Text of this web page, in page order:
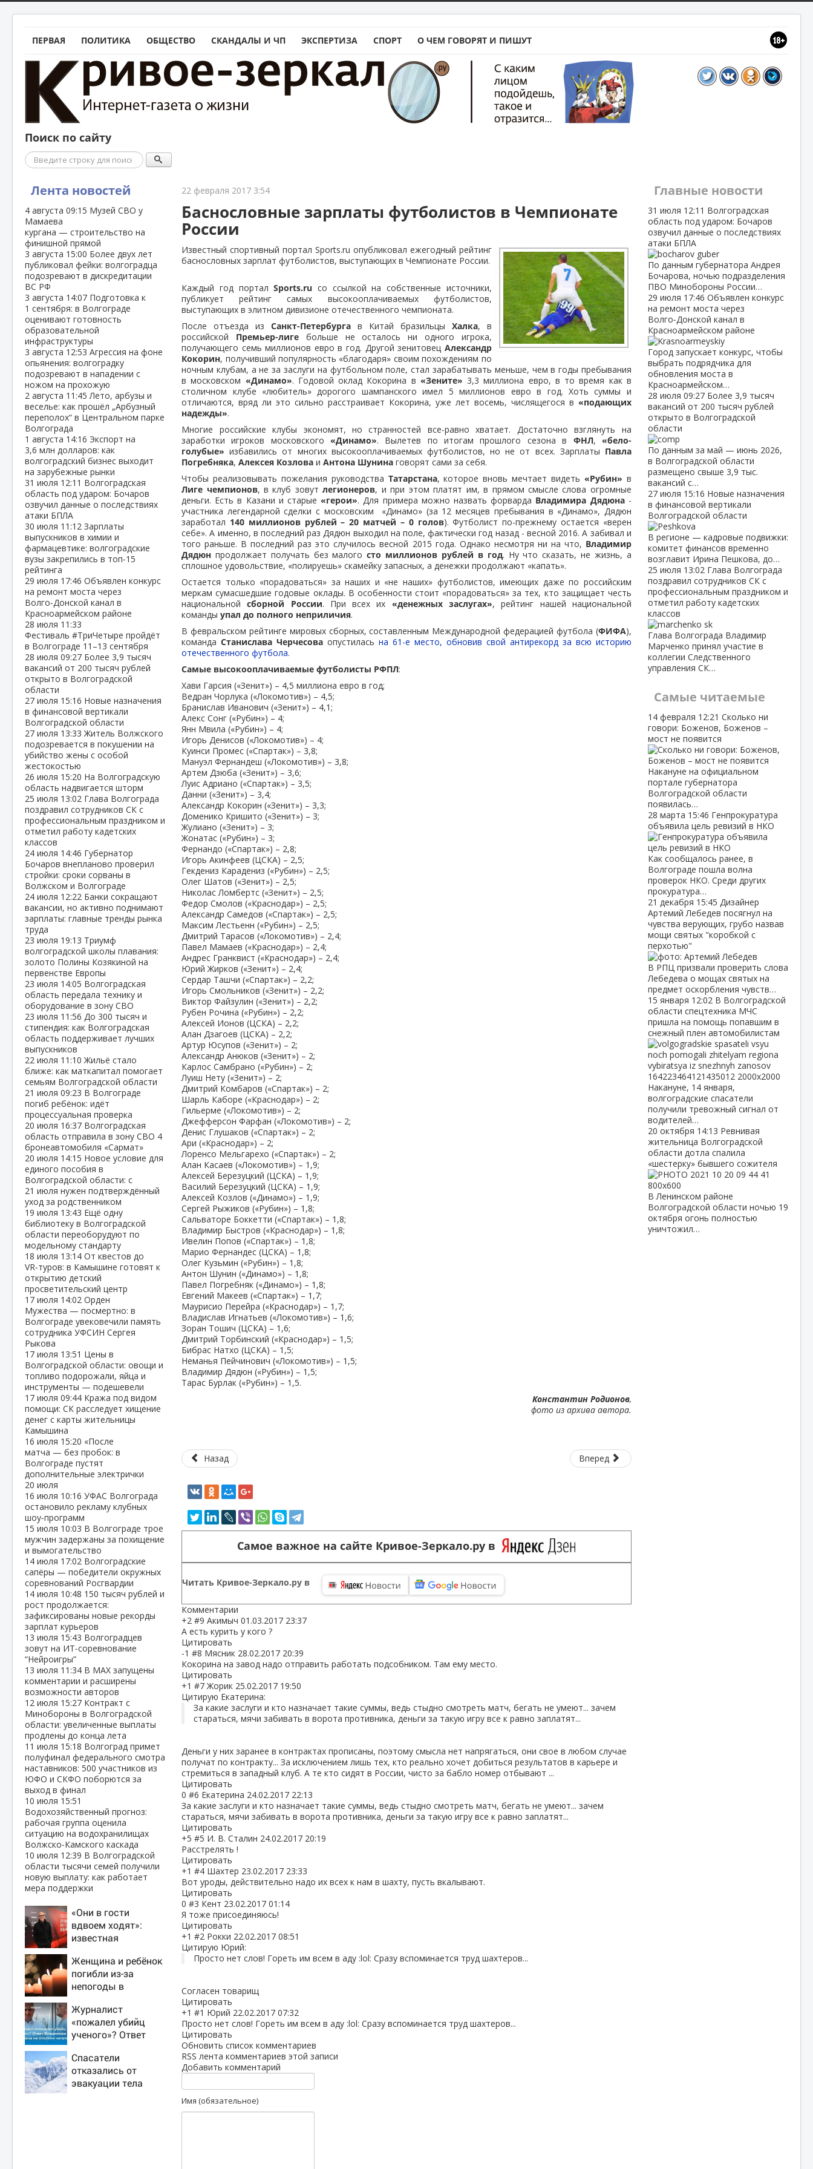
ПЕРВАЯ ПОЛИТИКА ОБЩЕСТВО СКАНДАЛЫ И ЧП ЭКСПЕРТИЗА СПОРТ О ЧЕМ ГОВОРЯТ И ПИШУТ
Поиск по сайту
Поиск
Лента новостей
4 августа 09:15 Музей СВО у
Мамаева
кургана — строительство на
финишной прямой
3 августа 15:00 Более двух лет
публиковал фейки: волгоградца
подозревают в дискредитации
ВС РФ
3 августа 14:07 Подготовка к
1 сентября: в Волгограде
оценивают готовность
образовательной
инфраструктуры
3 августа 12:53 Агрессия на фоне
опьянения: волгоградку
подозревают в нападении с
ножом на прохожую
2 августа 11:45Лето, арбузы и
веселье: как прошёл „Арбузный
переполох“ в Центральном парке
Волгограда
1 августа 14:16 Экспорт на
3,6 млн долларов: как
волгоградский бизнес выходит
на зарубежные рынки
31 июля 12:11 Волгоградская
область под ударом: Бочаров
озвучил данные о последствиях
атаки БПЛА
30 июля 11:12 Зарплаты
выпускников в химии и
фармацевтике: волгоградские
вузы закрепились в топ‑15
рейтинга
29 июля 17:46 Объявлен конкурс
на ремонт моста через
Волго‑Донской канал в
Красноармейском районе
28 июля 11:33
Фестиваль #ТриЧетыре пройдёт
в Волгограде 11–13 сентября
28 июля 09:27 Более 3,9 тысяч
вакансий от 200 тысяч рублей
открыто в Волгоградской
области
27 июля 15:16 Новые назначения
в финансовой вертикали
Волгоградской области
27 июля 13:33Житель Волжского
подозревается в покушении на
убийство жены с особой
жестокостью
26 июля 15:20 На Волгоградскую
область надвигается шторм
25 июля 13:02 Глава Волгограда
поздравил сотрудников СК с
профессиональным праздником и
отметил работу кадетских
классов
24 июля 14:46 Губернатор
Бочаров внепланово проверил
стройки: сроки сорваны в
Волжском и Волгограде
24 июля 12:22 Банки сокращают
вакансии, но активно поднимают
зарплаты: главные тренды рынка
труда
23 июля 19:13 Триумф
волгоградской школы плавания:
золото Полины Козякиной на
первенстве Европы
23 июля 14:05 Волгоградская
область передала технику и
оборудование в зону СВО
23 июля 11:56 До 300 тысяч и
стипендия: как Волгоградская
область поддерживает лучших
выпускников
22 июля 11:10Жильё стало
ближе: как маткапитал помогает
семьям Волгоградской области
21 июля 09:23 В Волгограде
погиб ребёнок: идёт
процессуальная проверка
20 июля 16:37 Волгоградская
область отправила в зону СВО 4
бронеавтомобиля «Сармат»
20 июля 14:15 Новое условие для
единого пособия в
Волгоградской области: с
21 июля нужен подтверждённый
уход за родственником
19 июля 13:43 Ещё одну
библиотеку в Волгоградской
области переоборудуют по
модельному стандарту
18 июля 13:14 От квестов до
VR‑туров: в Камышине готовят к
открытию детский
просветительский центр
17 июля 14:02 Орден
Мужества — посмертно: в
Волгограде увековечили память
сотрудника УФСИН Сергея
Рыкова
17 июля 13:51 Цены в
Волгоградской области: овощи и
топливо подорожали, яйца и
инструменты — подешевели
17 июля 09:44 Кража под видом
помощи: СК расследует хищение
денег с карты жительницы
Камышина
16 июля 15:20 «После
матча — без пробок: в
Волгограде пустят
дополнительные электрички
20 июля
16 июля 10:16 УФАС Волгограда
остановило рекламу клубных
шоу‑программ
15 июля 10:03 В Волгограде трое
мужчин задержаны за похищение
и вымогательство
14 июля 17:02 Волгоградские
сапёры — победители окружных
соревнований Росгвардии
14 июля 10:48 150 тысяч рублей и
рост продолжается:
зафиксированы новые рекорды
зарплат курьеров
13 июля 15:43 Волгоградцев
зовут на ИТ‑соревнование
“Нейроигры”
13 июля 11:34 В МАХ запущены
комментарии и расширены
возможности авторов
12 июля 15:27 Контракт с
Минобороны в Волгоградской
области: увеличенные выплаты
продлены до конца лета
11 июля 15:18 Волгоград примет
полуфинал федерального смотра
наставников: 500 участников из
ЮФО и СКФО поборются за
выход в финал
10 июля 15:51
Водохозяйственный прогноз:
рабочая группа оценила
ситуацию на водохранилищах
Волжско‑Камского каскада
10 июля 12:39 В Волгоградской
области тысячи семей получили
новую выплату: как работает
мера поддержки
«Они в гости
вдвоем ходят»:
известная
подтвердила роман
Бондарчука и
Исаковой
Женщина и ребёнок
погибли из-за
непогоды в
Журналист
«пожалел убийц
ученого»? Ответ
Ворсобина на
отклики читателей
Спасатели
отказались от
эвакуации тела
22 февраля 2017 3:54
Баснословные зарплаты футболистов в Чемпионате
России
Известный спортивный портал Sports.ru опубликовал ежегодный рейтинг
баснословных зарплат футболистов, выступающих в Чемпионате России.
Каждый год порталSports.ru со ссылкой на собственные источники,
публикует рейтинг самых высокооплачиваемых футболистов,
выступающих в элитном дивизионе отечественного чемпионата.
После отъезда изСанкт-Петербурга в Китай бразильцы Халка, в
российской Премьер-лигебольше не осталось ни одного игрока,
получающего семь миллионов евро в год. Другой зенитовец Александр
Кокорин, получивший популярность «благодаря» своим похождениям по
ночным клубам, а не за заслуги на футбольном поле, стал зарабатывать меньше, чем в годы пребывания
в московском «Динамо». Годовой оклад Кокорина в «Зените» 3,3 миллиона евро, в то время как в
столичном клубе «любитель» дорогого шампанского имел 5 миллионов евро в год. Хоть суммы и
отличаются, вряд ли это сильно расстраивает Кокорина, уже лет восемь, числящегося в «подающих
надежды».
Многие российские клубы экономят, но странностей все-равно хватает. Достаточно взглянуть на
заработки игроков московского«Динамо». Вылетев по итогам прошлого сезона в ФНЛ, «бело-
голубые» избавились от многих высокооплачиваемых футболистов, но не от всех. Зарплаты Павла
Погребняка,Алексея Козлова иАнтона Шунина говорят сами за себя.
Чтобы реализовывать пожелания руководства Татарстана, которое вновь мечтает видеть «Рубин» в
Лиге чемпионов, в клуб зовутлегионеров, и при этом платят им, в прямом смысле слова огромные
деньги. Есть в Казани и старые«герои». Для примера можно назвать форварда Владимира Дядюна-
участника легендарной сделки с московским «Динамо» (за 12 месяцев пребывания в «Динамо», Дядюн
заработал 140 миллионов рублей – 20 матчей – 0 голов). Футболист по-прежнему остается «верен
себе». А именно, в последний раз Дядюн выходил на поле, фактически год назад - весной 2016. А забивал и
того раньше. В последний раз это случилось весной 2015 года. Однако несмотря ни на что, Владимир
Дядюн продолжает получать без малогосто миллионов рублей в год. Ну что сказать, не жизнь, а
сплошное удовольствие, «полируешь» скамейку запасных, а денежки продолжают «капать».
Остается только «порадоваться» за наших и «не наших» футболистов, имеющих даже по российским
меркам сумасшедшие годовые оклады. В особенности стоит «порадоваться» за тех, кто защищает честь
национальнойсборной России. При всех их «денежных заслугах», рейтинг нашей национальной
командыупал до полного неприличия.
В февральском рейтинге мировых сборных, составленным Международной федерацией футбола (ФИФА),
командаСтанислава Черчесова опустиласьна 61-е место, обновив свой антирекорд за всю историю
отечественного футбола.
Самые высокооплачиваемые футболисты РФПЛ:
Хави Гарсия («Зенит») – 4,5 миллиона евро в год;
Ведран Чорлука («Локомотив») – 4,5;
Бранислав Иванович («Зенит») – 4,1;
Алекс Сонг («Рубин») – 4;
Янн Мвила («Рубин») – 4;
Игорь Денисов («Локомотив») – 4;
Куинси Промес («Спартак») – 3,8;
Мануэл Фернандеш («Локомотив») – 3,8;
Артем Дзюба («Зенит») – 3,6;
Луис Адриано («Спартак») – 3,5;
Данни («Зенит») – 3,4;
Александр Кокорин («Зенит») – 3,3;
Доменико Кришито («Зенит») – 3;
Жулиано («Зенит») – 3;
Жонатас («Рубин») – 3;
Фернандо («Спартак») – 2,8;
Игорь Акинфеев (ЦСКА) – 2,5;
Гекдениз Карадениз («Рубин») – 2,5;
Олег Шатов («Зенит») – 2,5;
Николас Ломбертс («Зенит») – 2,5;
Федор Смолов («Краснодар») – 2,5;
Александр Самедов («Спартак») – 2,5;
Максим Лестьенн («Рубин») – 2,5;
Дмитрий Тарасов («Локомотив») – 2,4;
Павел Мамаев («Краснодар») – 2,4;
Андрес Гранквист («Краснодар») – 2,4;
Юрий Жирков («Зенит») – 2,4;
Сердар Ташчи («Спартак») – 2,2;
Игорь Смольников («Зенит») – 2,2;
Виктор Файзулин («Зенит») – 2,2;
Рубен Рочина («Рубин») – 2,2;
Алексей Ионов (ЦСКА) – 2,2;
Алан Дзагоев (ЦСКА) – 2,2;
Артур Юсупов («Зенит») – 2;
Александр Анюков («Зенит») – 2;
Карлос Самбрано («Рубин») – 2;
Луиш Нету («Зенит») – 2;
Дмитрий Комбаров («Спартак») – 2;
Шарль Каборе («Краснодар») – 2;
Гильерме («Локомотив») – 2;
Джефферсон Фарфан («Локомотив») – 2;
Денис Глушаков («Спартак») – 2;
Ари («Краснодар») – 2;
Лоренсо Мельгарехо («Спартак») – 2;
Алан Касаев («Локомотив») – 1,9;
Алексей Березуцкий (ЦСКА) – 1,9;
Василий Березуцкий (ЦСКА) – 1,9;
Алексей Козлов («Динамо») – 1,9;
Сергей Рыжиков («Рубин») – 1,8;
Сальваторе Боккетти («Спартак») – 1,8;
Владимир Быстров («Краснодар») – 1,8;
Ивелин Попов («Спартак») – 1,8;
Марио Фернандес (ЦСКА) – 1,8;
Олег Кузьмин («Рубин») – 1,8;
Антон Шунин («Динамо») – 1,8;
Павел Погребняк («Динамо») – 1,8;
Евгений Макеев («Спартак») – 1,7;
Маурисио Перейра («Краснодар») – 1,7;
Владислав Игнатьев («Локомотив») – 1,6;
Зоран Тошич (ЦСКА) – 1,6;
Дмитрий Торбинский («Краснодар») – 1,5;
Бибрас Натхо (ЦСКА) – 1,5;
Неманья Пейчинович («Локомотив») – 1,5;
Владимир Дядюн («Рубин») – 1,5;
Тарас Бурлак («Рубин») – 1,5.
Константин Родионов,
фото из архива автора.
Назад Вперед
Самое важное на сайте Кривое-Зеркало.ру в
Читать Кривое-Зеркало.ру в
Комментарии
+2 #9 Акимыч 01.03.2017 23:37
А есть курить у кого ?
Цитировать
-1 #8 Мясник 28.02.2017 20:39
Кокорина на завод надо отправить работать подсобником. Там ему место.
Цитировать
+1 #7 Жорик 25.02.2017 19:50
Цитирую Екатерина:
За какие заслуги и кто назначает такие суммы, ведь стыдно смотреть матч, бегать не умеют... зачем
стараться, мячи забивать в ворота противника, деньги за такую игру все к равно заплатят...
Деньги у них заранее в контрактах прописаны, поэтому смысла нет напрягаться, они свое в любом случае
получат по контракту... За исключением лишь тех, кто реально хочет добиться результатов в карьере и
стремиться в западный клуб. А те кто сидят в России, чисто за бабло номер отбывают ...
Цитировать
0 #6 Екатерина 24.02.2017 22:13
За какие заслуги и кто назначает такие суммы, ведь стыдно смотреть матч, бегать не умеют... зачем
стараться, мячи забивать в ворота противника, деньги за такую игру все к равно заплатят...
Цитировать
+5 #5 И. В. Сталин 24.02.2017 20:19
Расстрелять !
Цитировать
+1 #4 Шахтер 23.02.2017 23:33
Вот уроды, действительно надо их всех к нам в шахту, пусть вкалывают.
Цитировать
0 #3 Кент 23.02.2017 01:14
Я тоже присоединяюсь!
Цитировать
+1 #2 Рокки 22.02.2017 08:51
Цитирую Юрий:
Просто нет слов! Гореть им всем в аду :lol: Сразу вспоминается труд шахтеров...
Согласен товарищ
Цитировать
+1 #1 Юрий 22.02.2017 07:32
Просто нет слов! Гореть им всем в аду :lol: Сразу вспоминается труд шахтеров...
Цитировать
Обновить список комментариев
RSS лента комментариев этой записи
Добавить комментарий
Имя (обязательное)
Главные новости
31 июля 12:11 Волгоградская
область под ударом: Бочаров
озвучил данные о последствиях
атаки БПЛА
По данным губернатора Андрея
Бочарова, ночью подразделения
ПВО Минобороны России…
29 июля 17:46 Объявлен конкурс
на ремонт моста через
Волго‑Донской канал в
Красноармейском районе
Город запускает конкурс, чтобы
выбрать подрядчика для
обновления моста в
Красноармейском…
28 июля 09:27 Более 3,9 тысяч
вакансий от 200 тысяч рублей
открыто в Волгоградской
области
По данным за май — июнь 2026,
в Волгоградской области
размещено свыше 3,9 тыс.
вакансий с…
27 июля 15:16 Новые назначения
в финансовой вертикали
Волгоградской области
В регионе — кадровые подвижки:
комитет финансов временно
возглавит Ирина Пешкова, до…
25 июля 13:02 Глава Волгограда
поздравил сотрудников СК с
профессиональным праздником и
отметил работу кадетских
классов
Глава Волгограда Владимир
Марченко принял участие в
коллегии Следственного
управления СК…
Самые читаемые
14 февраля 12:21 Сколько ни
говори: Боженов, Боженов –
мост не появится
Накануне на официальном
портале губернатора
Волгоградской области
появилась…
28 марта 15:46 Генпрокуратура
объявила цель ревизий в НКО
Как сообщалось ранее, в
Волгограде пошла волна
проверок НКО. Среди других
прокуратура…
21 декабря 15:45 Дизайнер
Артемий Лебедев посягнул на
чувства верующих, грубо назвав
мощи святых "коробкой с
перхотью"
В РПЦ призвали проверить слова
Лебедева о мощах святых на
предмет оскорбления чувств…
15 января 12:02 В Волгоградской
области спецтехника МЧС
пришла на помощь попавшим в
снежный плен автомобилистам
Накануне, 14 января,
волгоградские спасатели
получили тревожный сигнал от
водителей…
20 октября 14:13 Ревнивая
жительница Волгоградской
области дотла спалила
«шестерку» бывшего сожителя
В Ленинском районе
Волгоградской области ночью 19
октября огонь полностью
уничтожил…